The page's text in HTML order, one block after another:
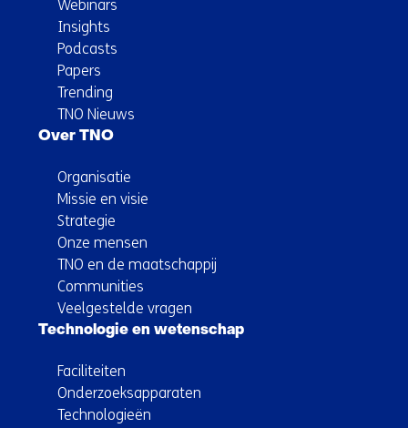
Webinars
Insights
Podcasts
Papers
Trending
TNO Nieuws
Over TNO
Organisatie
Missie en visie
Strategie
Onze mensen
TNO en de maatschappij
Communities
Veelgestelde vragen
Technologie en wetenschap
Faciliteiten
Onderzoeksapparaten
Technologieën